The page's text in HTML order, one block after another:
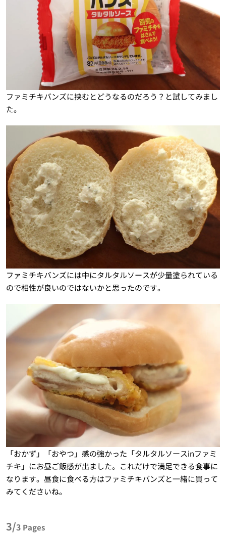
ファミチキバンズに挟むとどうなるのだろう？と試してみまし
た。
ファミチキバンズには中にタルタルソースが少量塗られている
ので相性が良いのではないかと思ったのです。
「おかず」「おやつ」感の強かった「タルタルソースinファミ
チキ」にお昼ご飯感が出ました。これだけで満足できる食事に
なります。昼食に食べる方はファミチキバンズと一緒に買って
みてくださいね。
3/3 Pages